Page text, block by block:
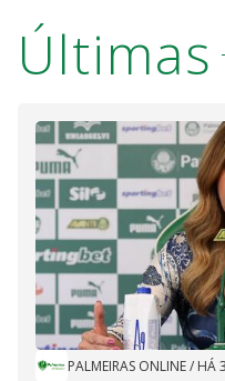
Últimas
PALMEIRAS ONLINE/ HÁ